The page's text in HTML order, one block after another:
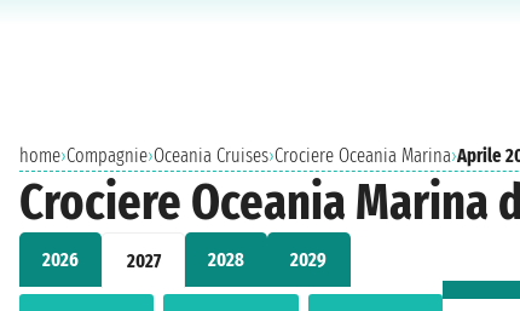
home›Compagnie›Oceania Cruises›Crociere Oceania Marina›Aprile
Crociere Oceania Marina
2026 2027 2028 2029